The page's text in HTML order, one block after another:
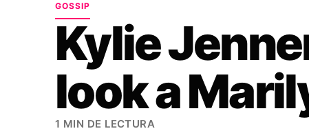
GOSSIP
Kylie
look a
1 MIN DE LECTURA